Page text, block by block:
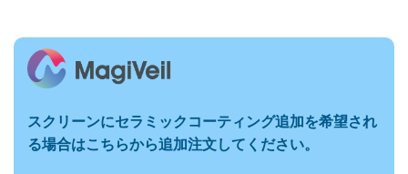
F
Rスクリーンにセラミックコーティング追加を希望され
る場合はこちらから追加注文してください。